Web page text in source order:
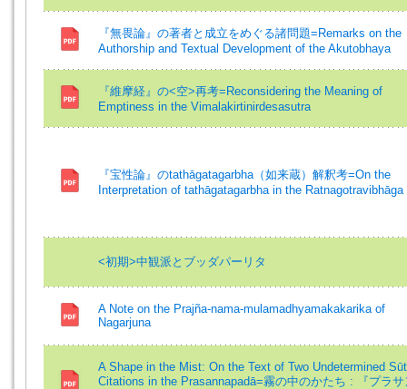
『無畏論』の著者と成立をめぐる諸問題=Remarks on the
Authorship and Textual Development of the Akutobhaya
『維摩経』の<空>再考=Reconsidering the Meaning of
Emptiness in the Vimalakirtinirdesasutra
『宝性論』のtathāgatagarbha（如来蔵）解釈考=On the
Interpretation of tathāgatagarbha in the Ratnagotravibhāga
<初期>中観派とブッダパーリタ
A Note on the Prajña-nama-mulamadhyamakakarika of
Nagarjuna
A Shape in the Mist: On the Text of Two Undetermined
Citations in the Prasannapadā=霧の中のかたち : 『プラサ